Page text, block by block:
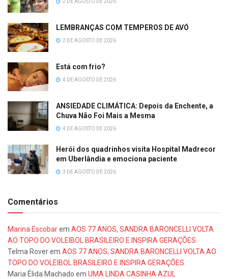
2 DE AGOSTO DE 2026
LEMBRANÇAS COM TEMPEROS DE AVÓ
2 DE AGOSTO DE 2026
Está com frio?
4 DE AGOSTO DE 2026
ANSIEDADE CLIMÁTICA: Depois da Enchente, a
Chuva Não Foi Mais a Mesma
4 DE AGOSTO DE 2026
Herói dos quadrinhos visita Hospital Madrecor
em Uberlândia e emociona paciente
3 DE AGOSTO DE 2026
Comentários
Marina Escobarem AOS 77 ANOS, SANDRA BARONCELLI VOLTA
AO TOPO DO VOLEIBOL BRASILEIRO E INSPIRA GERAÇÕES
Telma Roverem AOS 77 ANOS, SANDRA BARONCELLI VOLTA AO
TOPO DO VOLEIBOL BRASILEIRO E INSPIRA GERAÇÕES
Maria Élida Machado em UMA LINDA CASINHA AZUL